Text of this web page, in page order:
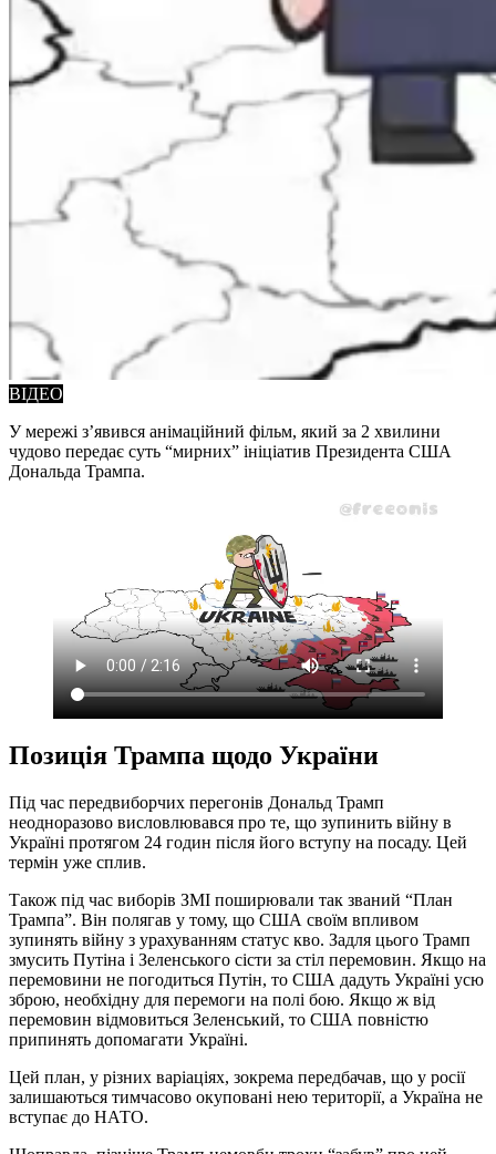
ВІДЕО
У мережі з’явився анімаційний фільм, який за 2 хвилини
чудово передає суть “мирних” ініціатив Президента США
Дональда Трампа.
Позиція Трампа щодо України
Під час передвиборчих перегонів Дональд Трамп
неодноразово висловлювався про те, що зупинить війну в
Україні протягом 24 годин після його вступу на посаду. Цей
термін уже сплив.
Також під час виборів ЗМІ поширювали так званий “План
Трампа”. Він полягав у тому, що США своїм впливом
зупинять війну з урахуванням статус кво. Задля цього Трамп
змусить Путіна і Зеленського сісти за стіл перемовин. Якщо на
перемовини не погодиться Путін, то США дадуть Україні усю
зброю, необхідну для перемоги на полі бою. Якщо ж від
перемовин відмовиться Зеленський, то США повністю
припинять допомагати Україні.
Цей план, у різних варіаціях, зокрема передбачав, що у росії
залишаються тимчасово окуповані нею території, а Україна не
вступає до НАТО.